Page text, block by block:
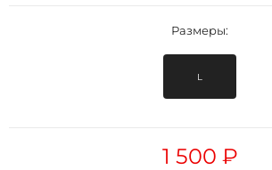
Размеры:
L
1 500 ₽